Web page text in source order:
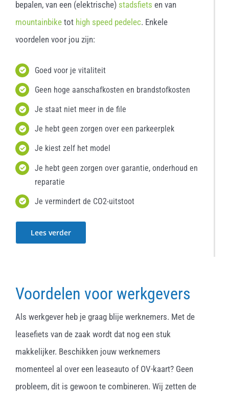
bepalen, van een (elektrische) stadsfiets en van
mountainbiketot high speed pedelec. Enkele
voordelen voor jou zijn:
Goed voor je vitaliteit
Geen hoge aanschafkosten en brandstofkosten
Je staat niet meer in de file
Je hebt geen zorgen over een parkeerplek
Je kiest zelf het model
Je hebt geen zorgen over garantie, onderhoud en
reparatie
Je vermindert de CO2-uitstoot
Lees verder
Voordelen voor werkgevers
Als werkgever heb je graag blije werknemers. Met de
leasefiets van de zaak wordt dat nog een stuk
makkelijker. Beschikken jouw werknemers
momenteel al over een leaseauto of OV-kaart? Geen
probleem, dit is gewoon te combineren. Wij zetten de